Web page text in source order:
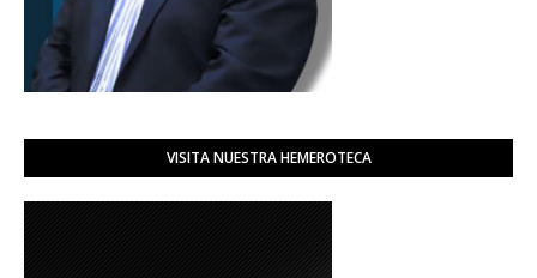
VISITA NUESTRA HEMEROTECA